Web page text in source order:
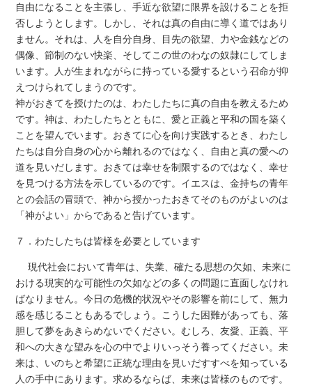
自由になることを主張し、手近な欲望に限界を設けることを拒
否しようとします。しかし、それは真の自由に導く道ではあり
ません。それは、人を自分自身、目先の欲望、力や金銭などの
偶像、節制のない快楽、そしてこの世のわなの奴隷にしてしま
います。人が生まれながらに持っている愛するという召命が抑
えつけられてしまうのです。
神がおきてを授けたのは、わたしたちに真の自由を教えるため
です。神は、わたしたちとともに、愛と正義と平和の国を築く
ことを望んでいます。おきてに心を向け実践するとき、わたし
たちは自分自身の心から離れるのではなく、自由と真の愛への
道を見いだします。おきては幸せを制限するのではなく、幸せ
を見つける方法を示しているのです。イエスは、金持ちの青年
との会話の冒頭で、神から授かったおきてそのものがよいのは
「神がよい」からであると告げています。
７．わたしたちは皆様を必要としています
現代社会において青年は、失業、確たる思想の欠如、未来に
おける現実的な可能性の欠如などの多くの問題に直面しなけれ
ばなりません。今日の危機的状況やその影響を前にして、無力
感を感じることもあるでしょう。こうした困難があっても、落
胆して夢をあきらめないでください。むしろ、友愛、正義、平
和への大きな望みを心の中でよりいっそう養ってください。未
来は、いのちと希望に正統な理由を見いだすすべを知っている
人の手中にあります。求めるならば、未来は皆様のものです。